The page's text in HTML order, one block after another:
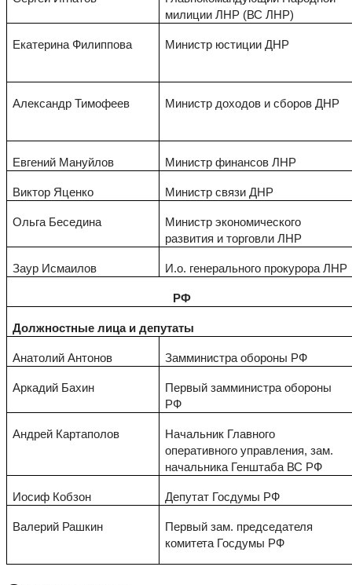
милиции ЛНР (ВС ЛНР)
Екатерина Филиппова Министр юстиции ДНР
Александр Тимофеев Министр доходов и сборов ДНР
Евгений Мануйлов Министр финансов ЛНР
Виктор Яценко Министр связи ДНР
Ольга Беседина
Министр экономического
развития и торговли ЛНР
Заур Исмаилов И.о. генерального прокурора ЛНР
РФ
Должностные лица и депутаты
Анатолий Антонов Замминистра обороны РФ
Аркадий Бахин
Первый замминистра обороны
РФ
Андрей Картaполов
Начальник Главного
оперативного управления, зам.
начальника Генштаба ВС РФ
Иосиф Кобзон Депутат Госдумы РФ
Валерий Рашкин
Первый зам. председателя
комитета Госдумы РФ